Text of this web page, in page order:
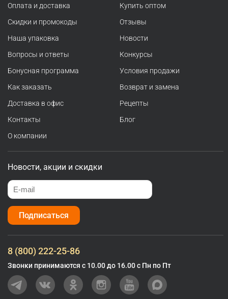
Оплата и доставка
Скидки и промокоды
Наша упаковка
Вопросы и ответы
Бонусная программа
Как заказать
Доставка в офис
Контакты
О компании
Купить оптом
Отзывы
Новости
Конкурсы
Условия продажи
Возврат и замена
Рецепты
Блог
Новости, акции и скидки
Подписаться
8 (800) 222-25-86
Звонки принимаются с 10.00 до 16.00 с Пн по Пт